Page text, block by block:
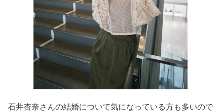
石井杏奈さんの結婚について気になっている方も多いので